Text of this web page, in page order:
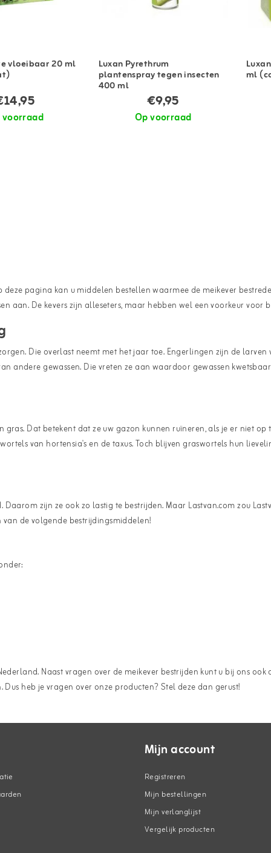
vloeibaar 20 ml
voorraad
Luxan Pyrethrum
plantenspray tegen insecten
400 ml
€9,95
Op voorraad
ml
pagina kan u middelen bestellen waarmee de meikever
aan. De kevers zijn alleseters, maar hebben wel een voorkeur
Die overlast neemt met het jaar toe. Engerlingen zijn de
andere gewassen. Die vreten ze aan waardoor gewassen
Dat betekent dat ze uw gazon kunnen ruïneren, als je er niet
van hortensia's en de taxus. Toch blijven graswortels hun
zijn ze ook zo lastig te bestrijden. Maar Lastvan.com zou
van de volgende bestrijdingsmiddelen!
Naast vragen over de meikever bestrijden kunt u bij ons
heb je vragen over onze producten? Stel deze dan gerust!
Mijn account
Registreren
Mijn bestellingen
Mijn verlanglijst
Vergelijk producten